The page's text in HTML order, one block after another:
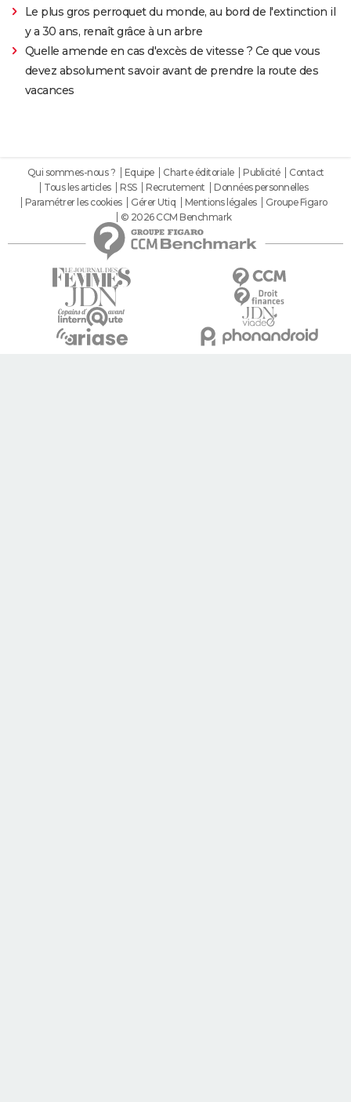
Le plus gros perroquet du monde, au bord de l'extinction il
y a 30 ans, renaît grâce à un arbre
Quelle amende en cas d'excès de vitesse ? Ce que vous
devez absolument savoir avant de prendre la route des
vacances
Qui sommes-nous ? Equipe Charte éditoriale Publicité
Contact
Tous les articles
RSS Recrutement
Données personnelles
Paramétrer les cookies
Gérer Utiq Mentions légales
Groupe Figaro
© 2026 CCM Benchmark